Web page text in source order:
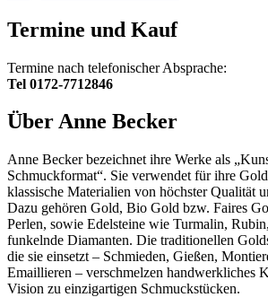
Termine und Kauf
Termine nach telefonischer Absprache:
Tel 0172-7712846
Über Anne Becker
Anne Becker bezeichnet ihre Werke als
Schmuckformat“. Sie verwendet für ihre
klassische Materialien von höchster Qualität
Dazu gehören Gold, Bio Gold bzw. Faires
Perlen, sowie Edelsteine wie Turmalin,
funkelnde Diamanten. Die traditionellen
die sie einsetzt – Schmieden, Gießen,
Emaillieren – verschmelzen handwerkliches
Vision zu einzigartigen Schmuckstücken.